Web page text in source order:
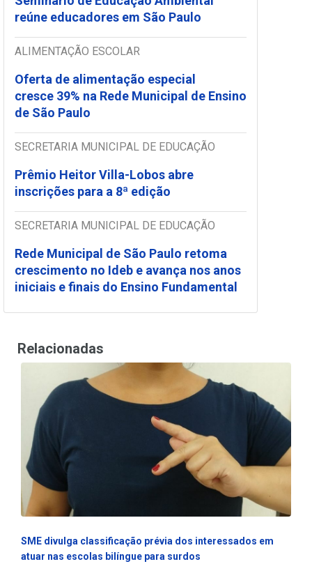
reúne educadores em São Paulo
ALIMENTAÇÃO ESCOLAR
Oferta de alimentação especial
cresce 39% na Rede Municipal de Ensino
de São Paulo
SECRETARIA MUNICIPAL DE EDUCAÇÃO
Prêmio Heitor Villa-Lobos abre
inscrições para a 8ª edição
SECRETARIA MUNICIPAL DE EDUCAÇÃO
Rede Municipal de São Paulo retoma
crescimento no Ideb e avança nos anos
iniciais e finais do Ensino Fundamental
Relacionadas
SME divulga classificação prévia dos interessados em
atuar nas escolas bilíngue para surdos